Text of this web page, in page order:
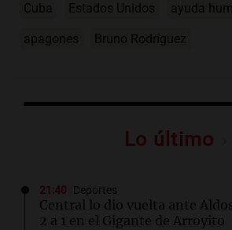
Cuba Estados Unidos ayuda
apagones Bruno Rodríguez
Lo último
21:40 Deportes
Central lo dio vuelta ante
2 a 1 en el Gigante de Arroyito